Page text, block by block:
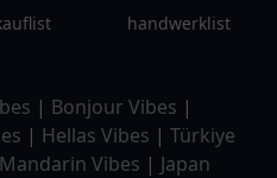
handwerklist
| Bonjour Vibes |
| Hellas Vibes | Türkiye
Mandarin Vibes | Japan